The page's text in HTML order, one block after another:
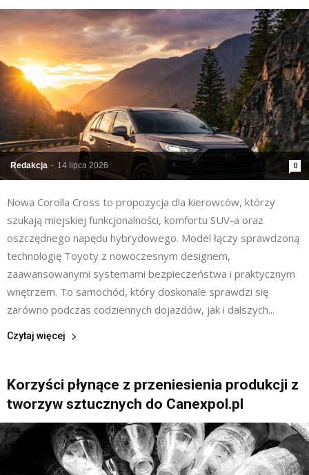
Redakcja - 14 lipca 2026 0
Nowa Corolla Cross to propozycja dla kierowców, którzy
szukają miejskiej funkcjonalności, komfortu SUV-a oraz
oszczędnego napędu hybrydowego. Model łączy sprawdzoną
technologię Toyoty z nowoczesnym designem,
zaawansowanymi systemami bezpieczeństwa i praktycznym
wnętrzem. To samochód, który doskonale sprawdzi się
zarówno podczas codziennych dojazdów, jak i dalszych...
Czytaj więcej
Korzyści płynące z przeniesienia produkcji z
tworzyw sztucznych do Canexpol.pl